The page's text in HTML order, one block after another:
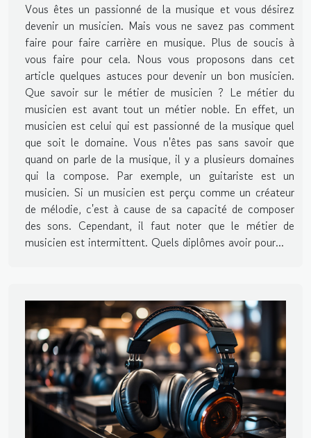
Vous êtes un passionné de la musique et vous désirez
devenir un musicien. Mais vous ne savez pas comment
faire pour faire carrière en musique. Plus de soucis à
vous faire pour cela. Nous vous proposons dans cet
article quelques astuces pour devenir un bon musicien.
Que savoir sur le métier de musicien ? Le métier du
musicien est avant tout un métier noble. En effet, un
musicien est celui qui est passionné de la musique quel
que soit le domaine. Vous n'êtes pas sans savoir que
quand on parle de la musique, il y a plusieurs domaines
qui la compose. Par exemple, un guitariste est un
musicien. Si un musicien est perçu comme un créateur
de mélodie, c'est à cause de sa capacité de composer
des sons. Cependant, il faut noter que le métier de
musicien est intermittent. Quels diplômes avoir pour...